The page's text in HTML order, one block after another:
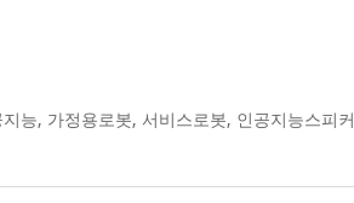
능, 가정용로봇, 서비스로봇, 인공지능스피